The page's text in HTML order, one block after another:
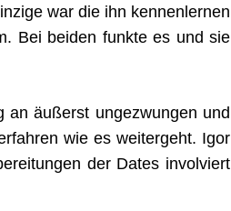
war die ihn kennenlernen
Bei beiden funkte es und sie
an äußerst ungezwungen und
wie es weitergeht. Igor
der Dates involviert